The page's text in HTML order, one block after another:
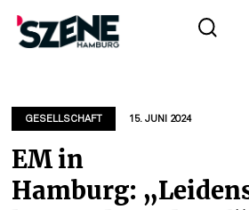
springenGESELLSCHAFT 15. JUNI 2024
EM in
Hamburg: